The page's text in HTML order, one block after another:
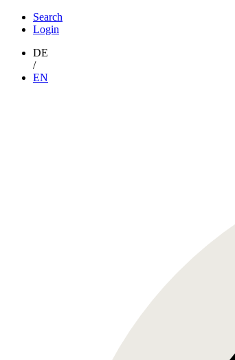
Search
Login
DE
/
EN